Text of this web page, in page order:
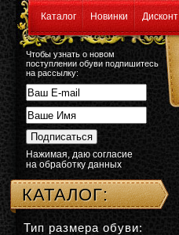
Каталог Новинки Дисконт
Чтобы узнать о новом
поступлении обуви подпишитесь
на рассылку:
Нажимая, даю согласие
на обработку данных
КАТАЛОГ:
Тип размера обуви: